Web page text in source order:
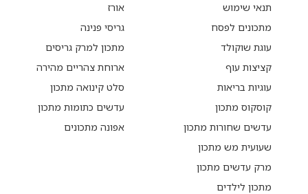
תנאי שימוש
מתכונים לפסח
עוגת שוקולד
קציצות עוף
עוגיות בריאות
קוסקוס מתכון
עדשים שחורות מתכון
שעועית מש מתכון
מרק עדשים מתכון
מתכון לילדים
אורז
גריסי פנינה
מתכון למרק גריסים
ארוחת צהריים מהירה
סלט קינואה מתכון
עדשים כתומות מתכון
אפונה מתכונים